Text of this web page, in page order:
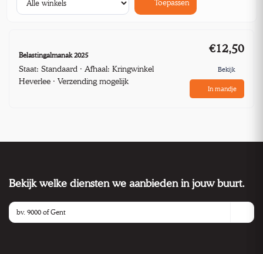
Toepassen
Belastingalmanak 2025
Staat: Standaard · Afhaal: Kringwinkel
Heverlee · Verzending mogelijk
€12,50
Bekijk
In mandje
Bekijk welke diensten we aanbieden in jouw buurt.